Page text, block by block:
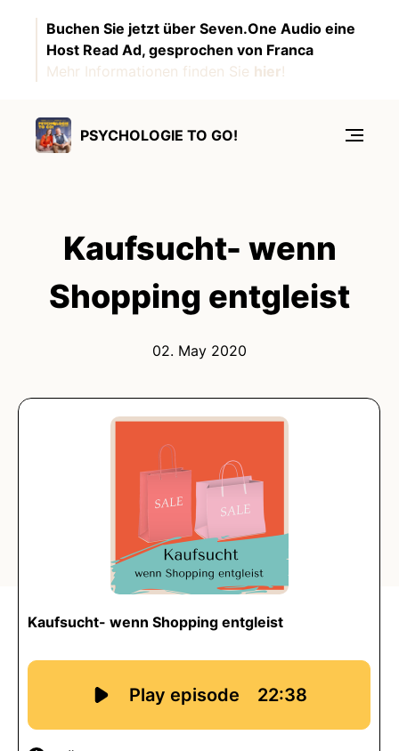
Buchen Sie jetzt über Seven.One Audio eine
Host Read Ad, gesprochen von Franca
Mehr Informationen finden Sie hier!
PSYCHOLOGIE TO GO!
Kaufsucht- wenn
Shopping entgleist
02. May 2020